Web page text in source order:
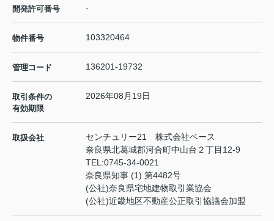
開発許可番号 -
物件番号 103320464
管理コード 136201-19732
取引条件の
有効期限
2026年08月19日
取扱会社
センチュリー21 株式会社ベース
奈良県北葛城郡河合町中山台２丁目12-9
TEL:0745-34-0021
奈良県知事 (1) 第4482号
(公社)奈良県宅地建物取引業協会
(公社)近畿地区不動産公正取引協議会加盟